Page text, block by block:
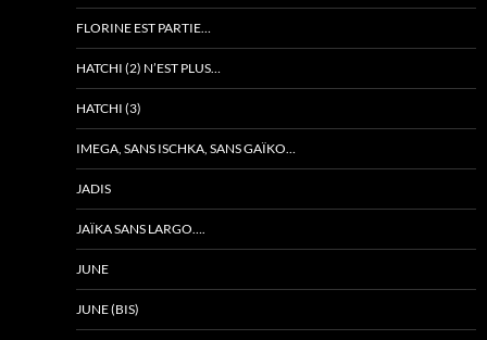
FLORINE EST PARTIE…
HATCHI (2) N’EST PLUS…
HATCHI (3)
IMEGA, SANS ISCHKA, SANS GAÏKO…
JADIS
JAÏKA SANS LARGO….
JUNE
JUNE (BIS)